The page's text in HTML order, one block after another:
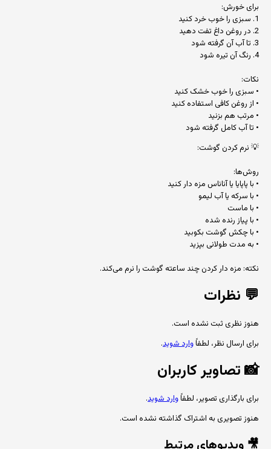
برای خورش:
1. سبزی را خوب خرد کنید
2. در روغن داغ تفت دهید
3. تا آب آن گرفته شود
4. رنگ آن تیره شود
نکات:
• سبزی را خوب خشک کنید
• از روغن کافی استفاده کنید
• مرتب هم بزنید
• تا آب کامل گرفته شود
💡 نرم کردن گوشت:
روش‌ها:
• با پاپایا یا آناناس مزه دار کنید
• با سرکه یا آب لیمو
• با ماست
• با پیاز رنده شده
• با چکش گوشت بکوبید
• به مدت طولانی بپزید
نکته: مزه دار کردن چند ساعته گوشت را نرم می‌کند.
💬 نظرات
هنوز نظری ثبت نشده است.
برای ارسال نظر، لطفاًوارد شوید.
📸تصاویر کاربران
برای بارگذاری تصویر، لطفاًوارد شوید.
هنوز تصویری به اشتراک گذاشته نشده است.
🎥 ویدیوهای مرتبط